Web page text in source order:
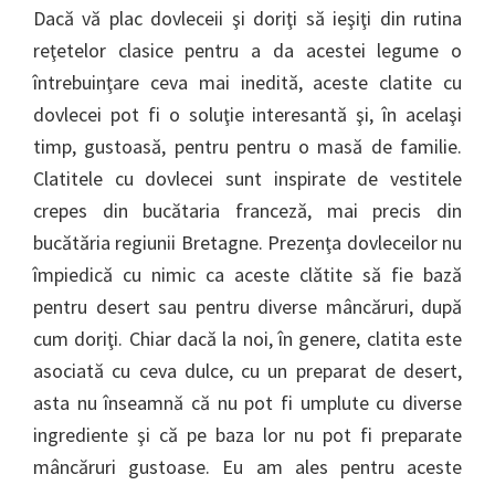
Dacă vă plac dovleceii şi doriţi să ieşiţi din rutina
reţetelor clasice pentru a da acestei legume o
întrebuinţare ceva mai inedită, aceste clatite cu
dovlecei pot fi o soluţie interesantă şi, în acelaşi
timp, gustoasă, pentru pentru o masă de familie.
Clatitele cu dovlecei sunt inspirate de vestitele
crepes din bucătaria franceză, mai precis din
bucătăria regiunii Bretagne. Prezenţa dovleceilor nu
împiedică cu nimic ca aceste clătite să fie bază
pentru desert sau pentru diverse mâncăruri, după
cum doriţi. Chiar dacă la noi, în genere, clatita este
asociată cu ceva dulce, cu un preparat de desert,
asta nu înseamnă că nu pot fi umplute cu diverse
ingrediente şi că pe baza lor nu pot fi preparate
mâncăruri gustoase. Eu am ales pentru aceste